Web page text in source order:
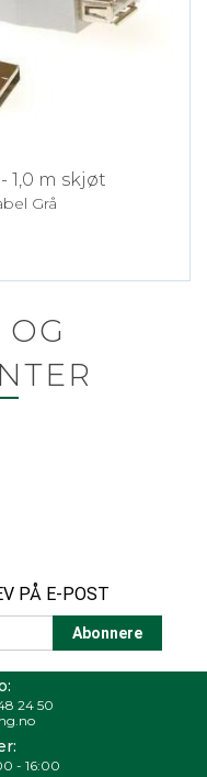
1,0 m skjøt
Grå
PÅ E-POST
24 50
- 16:00